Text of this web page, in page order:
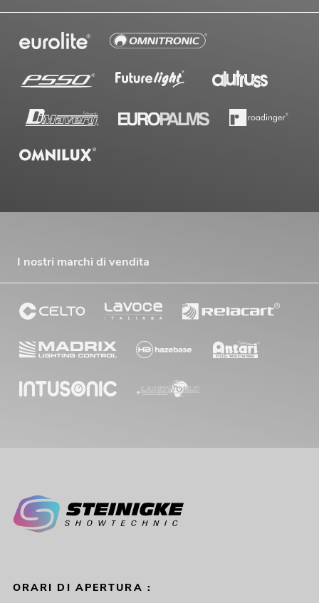
I nostri marchi di vendita
ORARI DI APERTURA :